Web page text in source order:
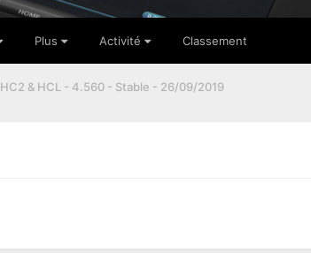
Plus Activité Classement
HC2 & HCL - 4.560 - Stable - 26/09/2019